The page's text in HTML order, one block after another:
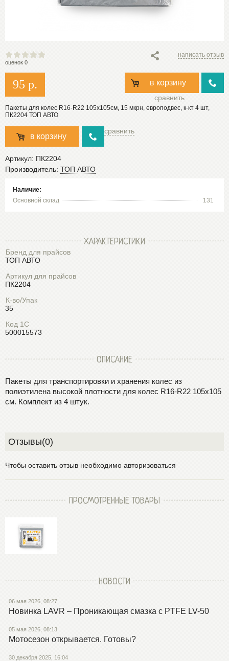
оценок 0
написать отзыв
95 р. в корзину
сравнить
Пакеты для колес R16-R22 105х105см, 15 мкрн, европодвес, к-кт 4 шт,
ПК2204 ТОП АВТО
в корзину
сравнить
Артикул: ПК2204
Производитель: ТОП АВТО
Наличие:
Основной склад
131
ХАРАКТЕРИСТИКИ
Бренд для прайсов
ТОП АВТО
Артикул для прайсов
ПК2204
К-во/Упак
35
Код 1С
500015573
ОПИСАНИЕ
Пакеты для транспортировки и хранения колес из
полиэтилена высокой плотности для колес R16-R22 105х105
см. Комплект из 4 штук.
Отзывы(0)
Чтобы оставить отзыв необходимо авторизоваться
ПРОСМОТРЕННЫЕ ТОВАРЫ
НОВОСТИ
06 мая 2026, 08:27
Новинка LAVR – Проникающая смазка с PTFE LV-50
05 мая 2026, 08:13
Мотосезон открывается. Готовы?
30 декабря 2025, 16:04